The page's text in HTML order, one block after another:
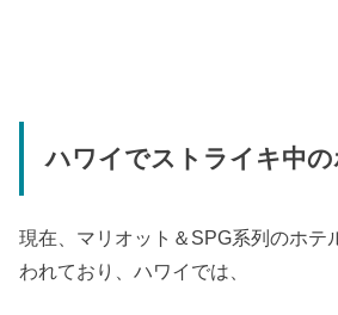
ハワイでストライキ中
現在、マリオット＆SPG系列のホテ
われており、ハワイでは、